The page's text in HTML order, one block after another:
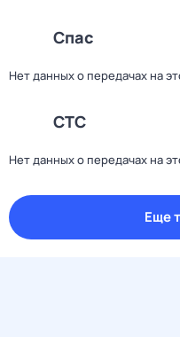
Спас
Нет данных о передачах на
СТС
Нет данных о передачах на
Еще